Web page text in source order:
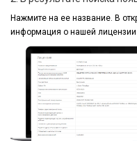
Нажмите на ее название. В
информация о нашей лицензии